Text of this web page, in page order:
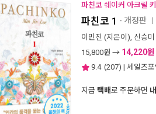
파친코 쉐이커 아크릴
파친코 1 - 개정판
이민진 (지은이), 신승미
15,800원 → 14,220원
9.4 (207) | 세일즈
지금 택배로 주문하면